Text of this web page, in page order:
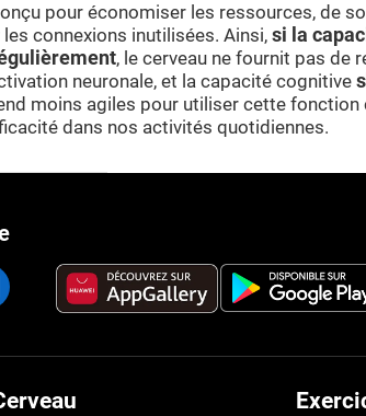
pour économiser les ressources, de
connexions inutilisées. Ainsi, si la
, le cerveau ne fournit pas de
neuronale, et la capacité cognitive
moins agiles pour utiliser cette fonction
dans nos activités quotidiennes.